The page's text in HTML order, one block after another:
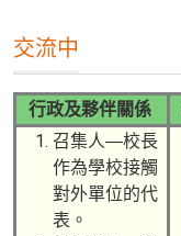
交流中
行政及夥伴關係
召集人—校長
作為學校接觸
對外單位的代
表。